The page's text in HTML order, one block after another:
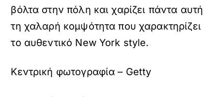
βόλτα στην πόλη και χαρίζει πάντα αυτή
τη χαλαρή κομψότητα που χαρακτηρίζει
το αυθεντικό New York style.
Κεντρική φωτογραφία – Getty